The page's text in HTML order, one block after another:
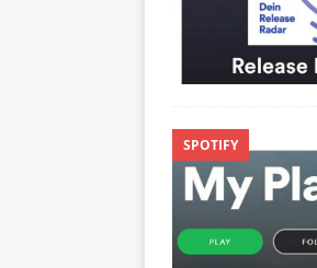
SPOTIFY